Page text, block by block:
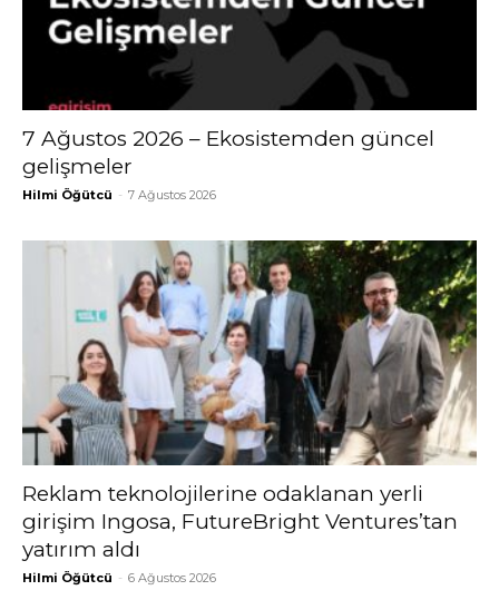
7 Ağustos 2026 – Ekosistemden güncel
gelişmeler
Hilmi Öğütcü - 7 Ağustos 2026
Reklam teknolojilerine odaklanan yerli
girişim Ingosa, FutureBright Ventures’tan
yatırım aldı
Hilmi Öğütcü - 6 Ağustos 2026